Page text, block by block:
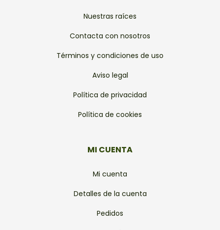
Nuestras raíces
Contacta con nosotros
Términos y condiciones de uso
Aviso legal
Política de privacidad
Política de cookies
MI CUENTA
Mi cuenta
Detalles de la cuenta
Pedidos